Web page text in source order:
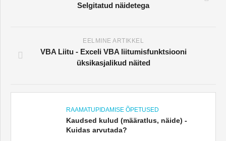
Selgitatud näidetega
EELMINE ARTIKKEL
VBA Liitu - Exceli VBA liitumisfunktsiooni
üksikasjalikud näited
RAAMATUPIDAMISE ÕPETUSED
Kaudsed kulud (määratlus, näide) -
Kuidas arvutada?